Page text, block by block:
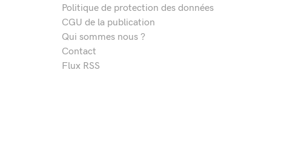
Politique de protection des données
CGU de la publication
Qui sommes nous ?
Contact
Flux RSS